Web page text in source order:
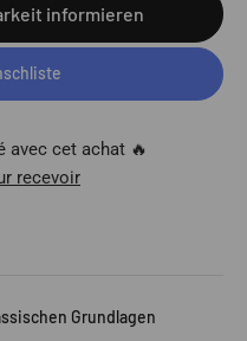
informieren
avec cet achat 🔥
recevoir
Grundlagen